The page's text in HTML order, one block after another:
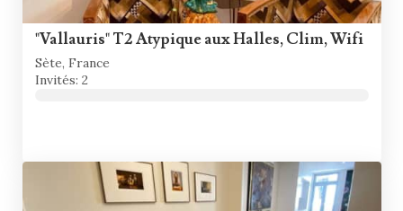
"Vallauris" T2 Atypique aux Halles, Clim, Wifi
Sète, France
Invités: 2